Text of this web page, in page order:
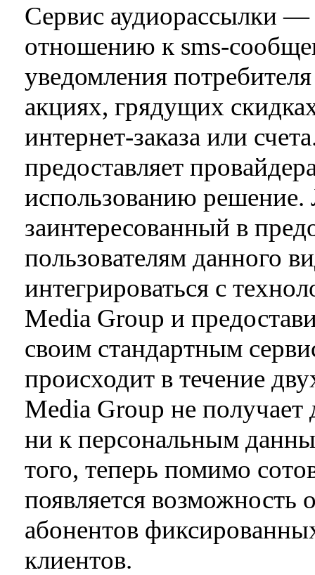
Сервис аудиорассылки —
отношению к sms-
уведомления
акциях, грядущих
интернет-заказа или
предоставляет
использованию
заинтересованный в
пользователям данного
интегрироваться с
Media Group и
своим стандартным
происходит в течение
Media Group не получает
ни к персональным
того, теперь помимо
появляется
абонентов
клиентов.